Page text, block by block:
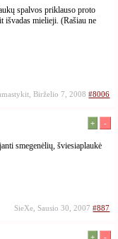
spalvos priklauso proto
išvadas mielieji. (Rašiau ne
Birželio 7, 2008#8006
+ -
smegenėlių, šviesiaplaukė
SieXe, Sausio 30, 2007#887
+ -